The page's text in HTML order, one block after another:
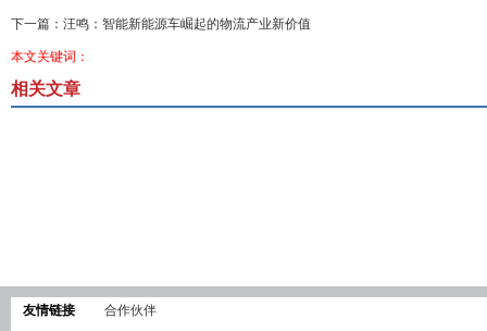
下一篇： 汪鸣：智能新能源车崛起的物流产业新价值
本文关键词：
相关文章
友情链接 合作伙伴